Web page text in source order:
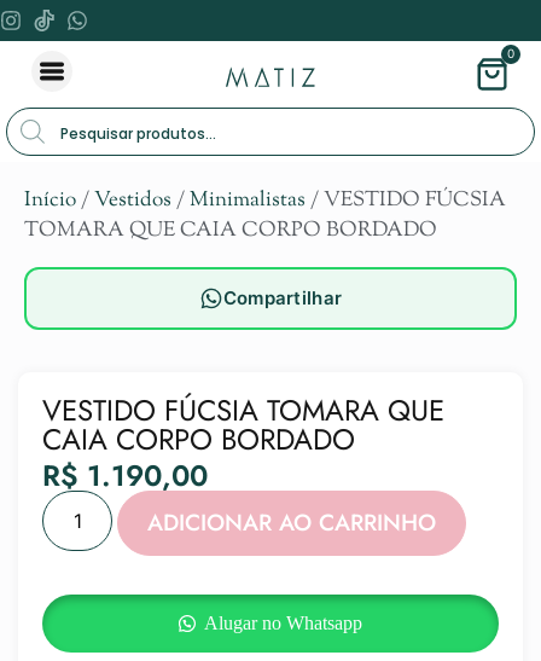
0
Início/Vestidos /Minimalistas / VESTIDO FÚCSIA
TOMARA QUE CAIA CORPO BORDADO
Compartilhar
VESTIDO FÚCSIA TOMARA QUE
CAIA CORPO BORDADO
R$ 1.190,00
ADICIONAR AO CARRINHO
Alugar no Whatsapp